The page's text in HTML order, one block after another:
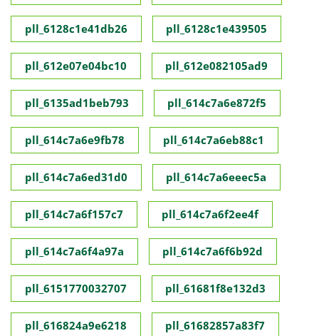
pll_6128c1e41db26 pll_6128c1e439505
pll_612e07e04bc10 pll_612e082105ad9
pll_6135ad1beb793 pll_614c7a6e872f5
pll_614c7a6e9fb78 pll_614c7a6eb88c1
pll_614c7a6ed31d0 pll_614c7a6eeec5a
pll_614c7a6f157c7 pll_614c7a6f2ee4f
pll_614c7a6f4a97a pll_614c7a6f6b92d
pll_6151770032707 pll_61681f8e132d3
pll_616824a9e6218 pll_61682857a83f7